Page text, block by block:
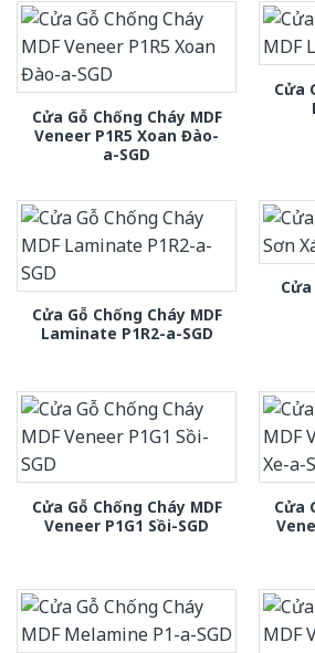
Cửa Gỗ Chống Cháy MDF
Veneer P1R5 Xoan Đào-
a-SGD
Cửa
Cửa Gỗ Chống Cháy MDF
Laminate P1R2-a-SGD
Cửa Gỗ Chống Cháy MDF
Veneer P1G1 Sồi-SGD
Cửa